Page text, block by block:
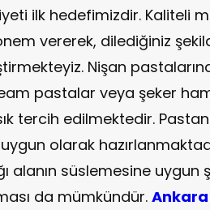
ilk hedefimizdir. Kaliteli
vererek, dilediğiniz
Nişan
pastalar veya şeker
tercih edilmektedir.
olarak
alanın süslemesine
da mümkündür.